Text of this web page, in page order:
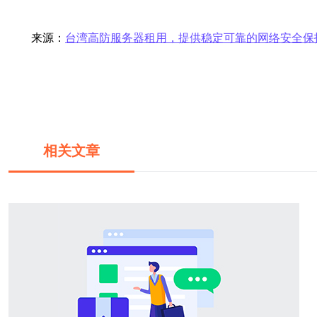
来源： 台湾高防服务器租用，提供稳定可靠的网络安全保
相关文章